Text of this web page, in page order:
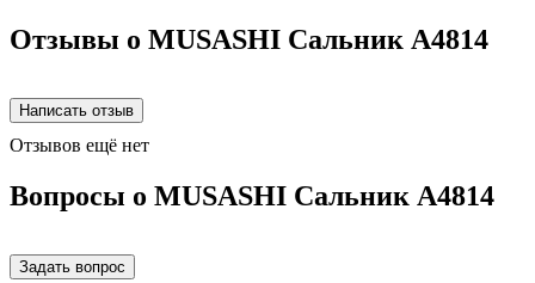
Отзывы о MUSASHI Сальник A4814
Отзывов ещё нет
Вопросы о MUSASHI Сальник A4814